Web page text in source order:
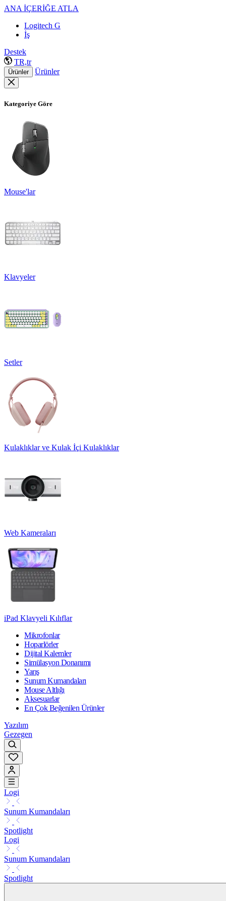
ANA İÇERİĞE ATLA
Logitech G
İş
Destek
TR,tr
Ürünler Ürünler
Kategoriye Göre
Mouse'lar
Klavyeler
Setler
Kulaklıklar ve Kulak İçi Kulaklıklar
Web Kameraları
iPad Klavyeli Kılıflar
Mikrofonlar
Hoparlörler
Dijital Kalemler
Simülasyon Donanımı
Yarış
Sunum Kumandaları
Mouse Altlığı
Aksesuarlar
En Çok Beğenilen Ürünler
Yazılım
Gezegen
Logi
Sunum Kumandaları
Spotlight
Logi
Sunum Kumandaları
Spotlight